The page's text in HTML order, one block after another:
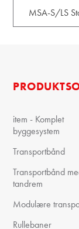
MSA-S/LS
item - Komplet
byggesystem
Transportbånd
Transportbånd
tandrem
Modulære
Rullebaner